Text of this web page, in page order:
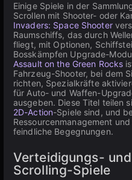
Einige Spiele in der
Scrollen mit Shooter- oder
Invaders: Space Shooter
Raumschiffs, das durch
fliegt, mit Optionen,
Bosskämpfen Upgrade-
Assault on the Green Rocks
Fahrzeug-Shooter, bei dem
richten, Spezialkräfte
für Auto- und Waffen-
ausgeben. Diese Titel teilen
2D-Action-Spiele sind, und
Ressourcenmanagement
feindliche Begegnungen.
Verteidigungs-
Scrolling-Spiele